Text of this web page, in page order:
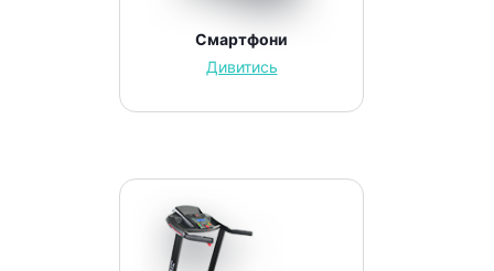
Смартфони
Дивитись